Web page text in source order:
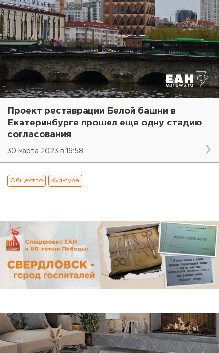
Проект реставрации Белой башни в
Екатеринбурге прошел еще одну стадию
согласования
30 марта 2023 в 16:58
Общество Культура